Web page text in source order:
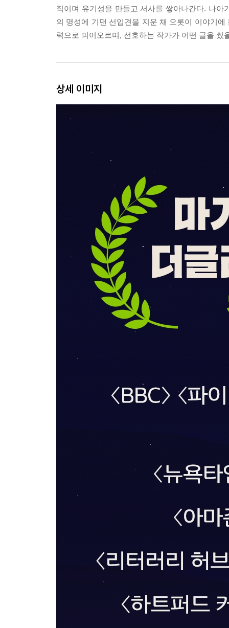
직이며 유기성을 만들고 서사를 쌓아나간다. 나
의 명성에 기댄 선입견을 지운 채 오롯이 이야기
력으로 피어오르며, 선호하는 작가가 어떤 글을
상세 이미지